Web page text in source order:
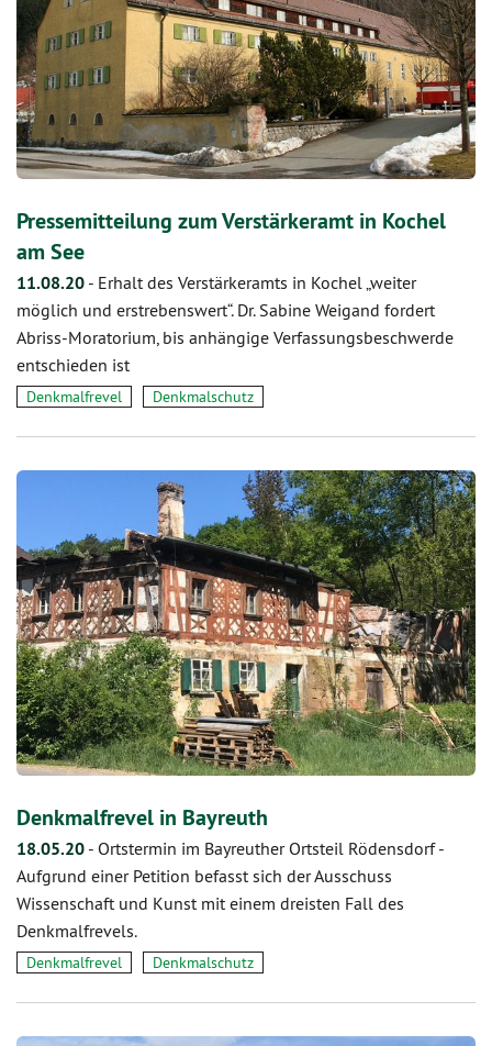
Pressemitteilung zum Verstärkeramt in Kochel
am See
11.08.20 - Erhalt des Verstärkeramts in Kochel „weiter
möglich und erstrebenswert“. Dr. Sabine Weigand fordert
Abriss-Moratorium, bis anhängige Verfassungsbeschwerde
entschieden ist
Denkmalfrevel Denkmalschutz
Denkmalfrevel in Bayreuth
18.05.20 - Ortstermin im Bayreuther Ortsteil Rödensdorf -
Aufgrund einer Petition befasst sich der Ausschuss
Wissenschaft und Kunst mit einem dreisten Fall des
Denkmalfrevels.
Denkmalfrevel Denkmalschutz